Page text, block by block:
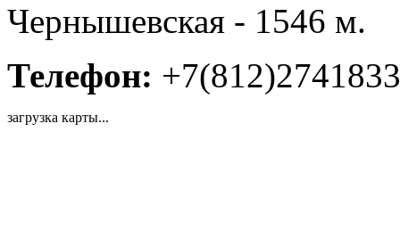
Чернышевская - 1546 м.
Телефон: +7(812)2741833
загрузка карты...